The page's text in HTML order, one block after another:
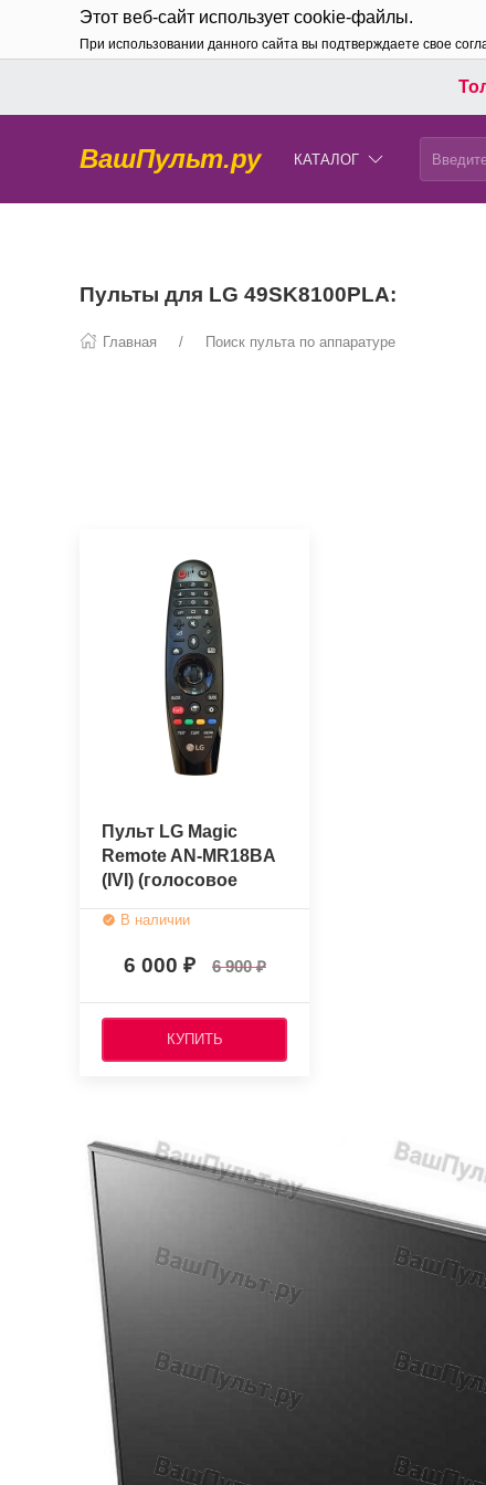
Этот веб-сайт использует cookie-файлы.
При использовании данного сайта вы подтверждаете свое
ВашПульт.ру КАТАЛОГ
Пульты для LG 49SK8100PLA:
Главная Поиск пульта по аппаратуре
Пульт LG Magic
Remote AN-MR18BA
(IVI) (голосовое
управление)
(оригинальный)
В наличии
6 000 6 900
КУПИТЬ